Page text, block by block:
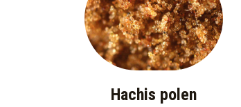
Hachis polen